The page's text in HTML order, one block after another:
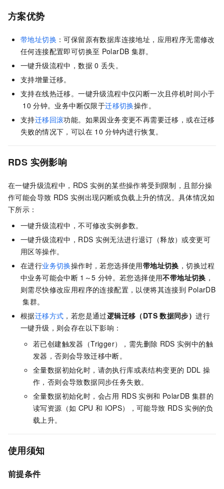
方案优势
带地址切换 ：可保留原有数据库连接地址，应用程序无需修改
任何连接配置即可切换至 PolarDB 集群。
一键升级流程中，数据 0 丢失。
支持增量迁移。
支持在线热迁移。一键升级流程中仅闪断一次且停机时间小于
10 分钟。业务中断仅限于迁移切换操作。
支持迁移回滚功能。如果因业务变更不再需要迁移，或在迁移
失败的情况下，可以在 10 分钟内进行恢复。
RDS 实例影响
在一键升级流程中， RDS 实例的某些操作将受到限制，且部分操
作可能会导致 RDS 实例出现闪断或负载上升的情况。具体情况如
下所示：
一键升级流程中，不可修改实例参数。
一键升级流程中，RDS 实例无法进行退订（释放）或变更可
用区等操作。
在进行业务切换操作时，若您选择使用带地址切换 ，切换过程
中业务可能会中断 1～5 分钟。若您选择使用不带地址切换 ，
则需尽快修改应用程序的连接配置，以便将其连接到 PolarDB
集群。
根据迁移方式 ，若您是通过逻辑迁移（DTS 数据同步）进行
一键升级，则会存在以下影响：
若已创建触发器（Trigger），需先删除 RDS 实例中的触
发器，否则会导致迁移中断。
全量数据初始化时，请勿执行库或表结构变更的 DDL 操
作，否则会导致数据同步任务失败。
全量数据初始化时，会占用 RDS 实例和 PolarDB 集群的
读写资源（如 CPU 和 IOPS），可能导致 RDS 实例的负
载上升。
使用须知
前提条件